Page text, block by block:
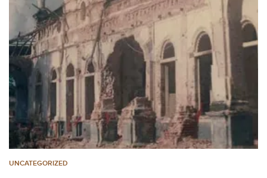
UNCATEGORIZED